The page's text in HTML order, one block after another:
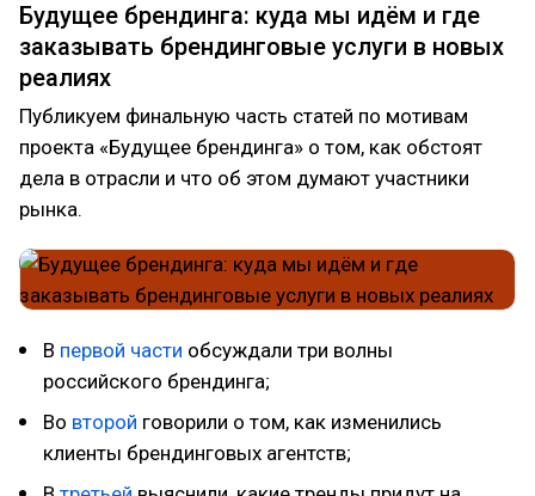
Будущее брендинга: куда мы идём и где
заказывать брендинговые услуги в новых
реалиях
Публикуем финальную часть статей по мотивам
проекта «Будущее брендинга» о том, как обстоят
дела в отрасли и что об этом думают участники
рынка.
В первой части обсуждали три волны
российского брендинга;
Во второй говорили о том, как изменились
клиенты брендинговых агентств;